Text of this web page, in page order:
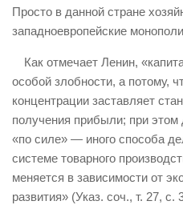
Просто в данной стране
западноевропейские
Как отмечает Ленин,
особой злобности, а потому,
концентрации заставляет
получения прибыли; при этом
«по силе» — иного способа
системе товарного
меняется в зависимости от
развития» (Указ. соч., т. 27, с.